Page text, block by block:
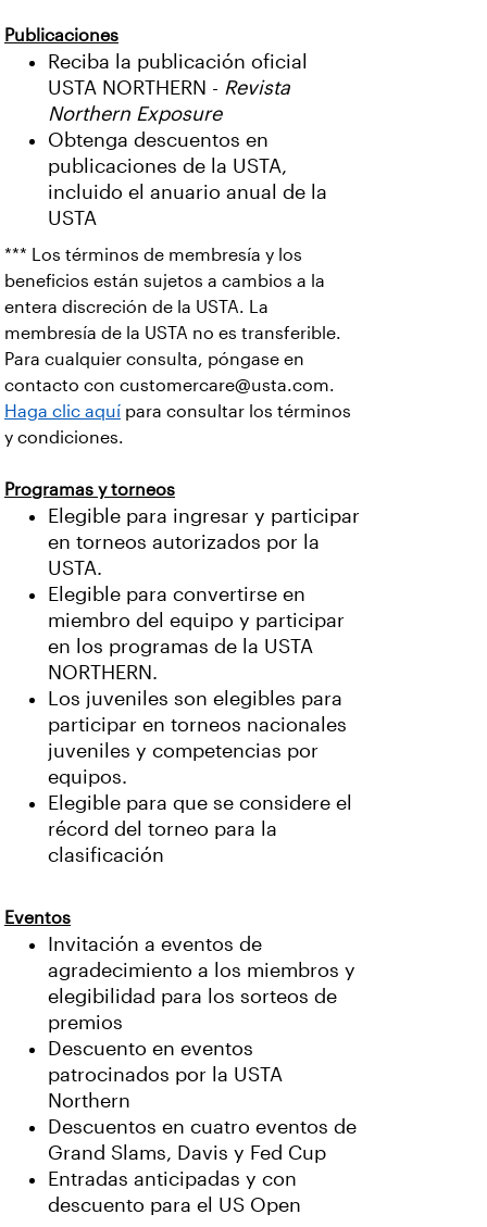
Publicaciones
Reciba la publicación oficial
USTA NORTHERN - Revista
Northern Exposure
Obtenga descuentos en
publicaciones de la USTA,
incluido el anuario anual de la
USTA
*** Los términos de membresía y los
beneficios están sujetos a cambios a la
entera discreción de la USTA. La
membresía de la USTA no es transferible.
Para cualquier consulta, póngase en
contacto con customercare@usta.com.
Haga clic aquí para consultar los términos
y condiciones.
Programas y torneos
Elegible para ingresar y participar
en torneos autorizados por la
USTA.
Elegible para convertirse en
miembro del equipo y participar
en los programas de la USTA
NORTHERN.
Los juveniles son elegibles para
participar en torneos nacionales
juveniles y competencias por
equipos.
Elegible para que se considere el
récord del torneo para la
clasificación
Eventos
Invitación a eventos de
agradecimiento a los miembros y
elegibilidad para los sorteos de
premios
Descuento en eventos
patrocinados por la USTA
Northern
Descuentos en cuatro eventos de
Grand Slams, Davis y Fed Cup
Entradas anticipadas y con
descuento para el US Open